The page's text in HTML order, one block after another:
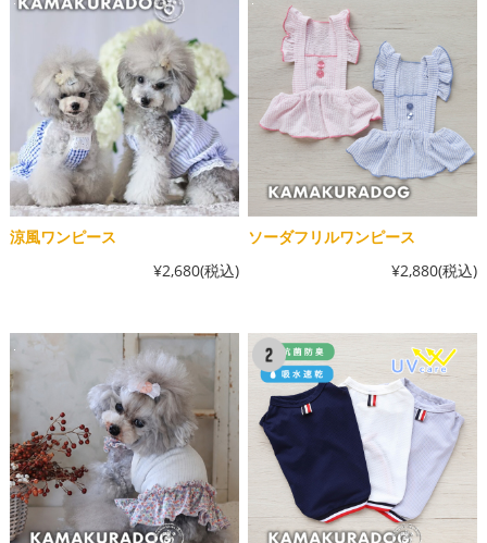
涼風ワンピース
¥2,680(税込)
ソーダフリルワンピース
¥2,880(税込)